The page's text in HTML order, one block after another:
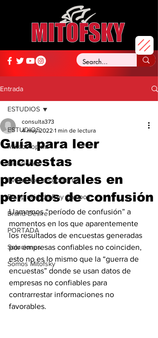
Entrada
ESTUDIOS
México opina
Elecciones
Evaluación de gobierno
En opinión de Roy Campos
Brand Desire
PORTADA
Soluciones
Somos Mitofsky
ESTUDIOS
Guía para leer
encuestas
preelectorales en
períodos de confusión
consulta373
4 may 2022 1 min de lectura
Llamamos “período de confusión” a
momentos en los que aparentemente
los resultados de encuestas generadas
por empresas confiables no coinciden,
esto no es lo mismo que la “guerra de
encuestas” donde se usan datos de
empresas no confiables para
contrarrestar informaciones no
favorables.